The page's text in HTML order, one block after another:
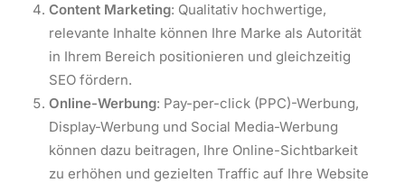
Content Marketing: Qualitativ hochwertige,
relevante Inhalte können Ihre Marke als Autorität
in Ihrem Bereich positionieren und gleichzeitig
SEO fördern.
Online-Werbung: Pay-per-click (PPC)-Werbung,
Display-Werbung und Social Media-Werbung
können dazu beitragen, Ihre Online-Sichtbarkeit
zu erhöhen und gezielten Traffic auf Ihre Website